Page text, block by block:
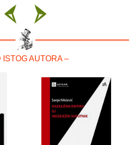
ISTOG AUTORA –